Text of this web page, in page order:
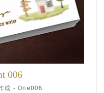
006
成 - One006